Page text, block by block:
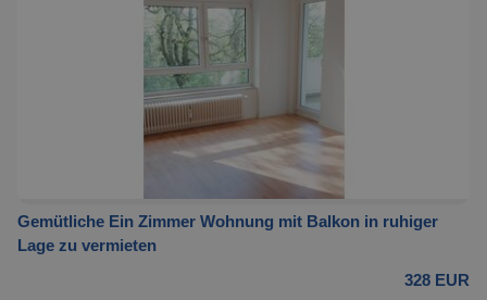
Gemütliche Ein Zimmer Wohnung mit Balkon in ruhiger
Lage zu vermieten
328 EUR